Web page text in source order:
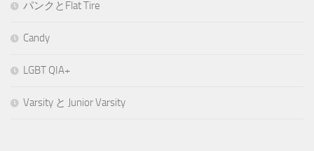
パンクとFlat Tire
Candy
LGBT QIA+
Varsity と Junior Varsity